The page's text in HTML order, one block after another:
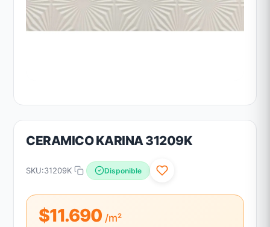
CERAMICO KARINA 31209K
SKU:31209K Disponible
$11.690 /m²